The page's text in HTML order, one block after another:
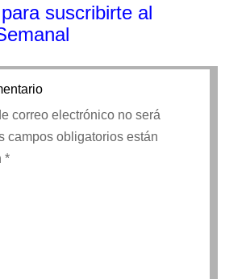
para suscribirte al
correo electrónico no será
campos obligatorios están
*